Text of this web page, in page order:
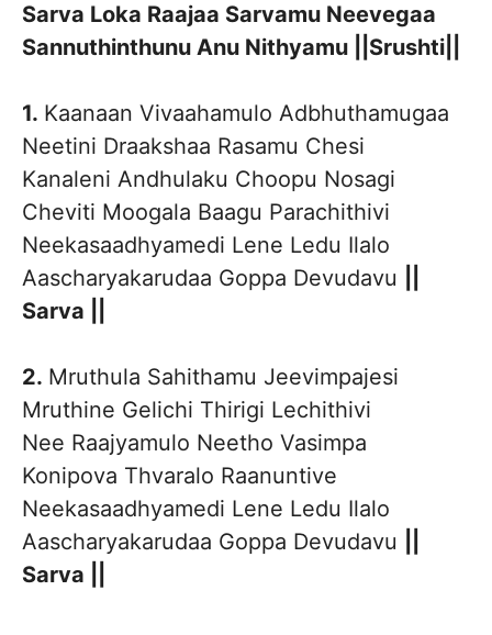
Sarva Loka Raajaa Sarvamu Neevegaa
Sannuthinthunu Anu Nithyamu ||Srushti||
1. Kaanaan Vivaahamulo Adbhuthamugaa
Neetini Draakshaa Rasamu Chesi
Kanaleni Andhulaku Choopu Nosagi
Cheviti Moogala Baagu Parachithivi
Neekasaadhyamedi Lene Ledu Ilalo
Aascharyakarudaa Goppa Devudavu
Sarva ||
2. Mruthula Sahithamu Jeevimpajesi
Mruthine Gelichi Thirigi Lechithivi
Nee Raajyamulo Neetho Vasimpa
Konipova Thvaralo Raanuntive
Neekasaadhyamedi Lene Ledu Ilalo
Aascharyakarudaa Goppa Devudavu
Sarva ||